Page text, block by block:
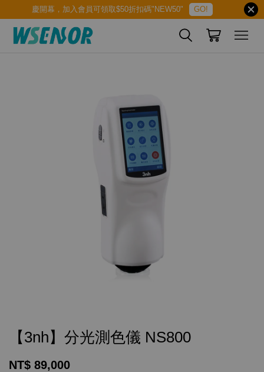
慶開幕，加入會員可領取$50折扣碼"NEW50" GO!
【3nh】分光測色儀 NS800
NT$ 89,000